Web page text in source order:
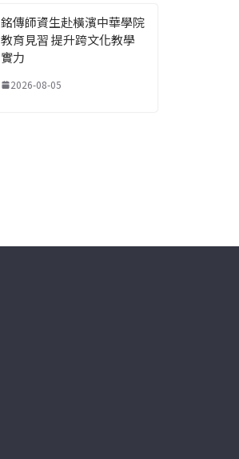
銘傳師資生赴橫濱中華學院
教育見習 提升跨文化教學
實力
2026-08-05